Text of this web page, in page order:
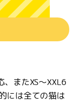
またXS～XXL6
には全ての猫は